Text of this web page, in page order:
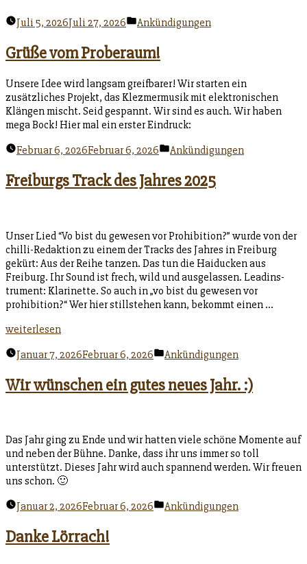
Juli 5, 2026Juli 27, 2026
Veröffentlicht
Ankündigungen
Grüße vom Proberaum!
Unsere Idee wird langsam greifbarer! Wir starten ein
zusätzliches Projekt, das Klezmermusik mit elektronischen
Klängen mischt. Seid gespannt. Wir sind es auch. Wir haben
mega Bock! Hier mal ein erster Eindruck:
Februar 6, 2026Februar 6, 2026
Veröffentlicht
Ankündigungen
Freiburgs Track des Jahres 2025
Unser Lied “Vo bist du gewesen vor Prohibition?” wurde von der
chilli-Redaktion zu einem der Tracks des Jahres in Freiburg
gekürt: Aus der Reihe tanzen. Das tun die Haiducken aus
Freiburg. Ihr Sound ist frech, wild und ausgelassen. Leadins­
trument: Klarinette. So auch in „vo bist du gewesen vor
prohibition?“ Wer hier stillstehen kann, bekommt einen …
„Freiburgs
des
2025“
weiterlesen
Januar 7, 2026Februar 6, 2026
Veröffentlicht
Ankündigungen
Wir wünschen ein gutes neues Jahr. :)
Das Jahr ging zu Ende und wir hatten viele schöne Momente auf
und neben der Bühne. Danke, dass ihr uns immer so toll
unterstützt. Dieses Jahr wird auch spannend werden. Wir freuen
uns schon. 🙂
Januar 2, 2026Februar 6, 2026
Veröffentlicht
Ankündigungen
Danke Lörrach!